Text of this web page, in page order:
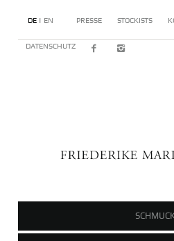
DE | EN PRESSE STOCKISTS
DATENSCHUTZ